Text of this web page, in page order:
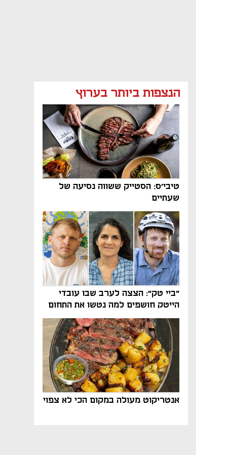
הנצפות ביותר בערוץ
טיבי'ס: הסטייק ששווה נסיעה של
שעתיים
"ביי טק": הצצה לערב שבו עובדי
הייטק חושפים למה נטשו את התחום
אנטריקוט מעולה במקום הכי לא צפוי